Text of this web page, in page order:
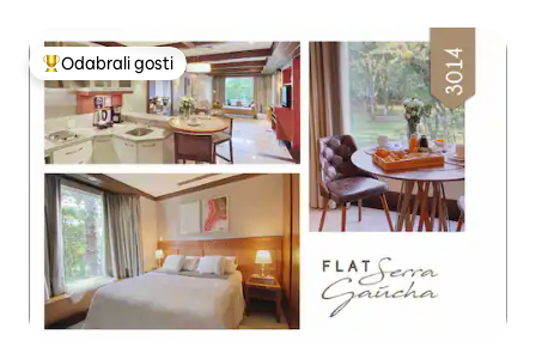
Među najviše rangiranima s oznakom „Odabrali gosti”
Odabrali gosti